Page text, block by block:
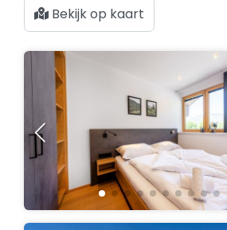
Bekijk op kaart